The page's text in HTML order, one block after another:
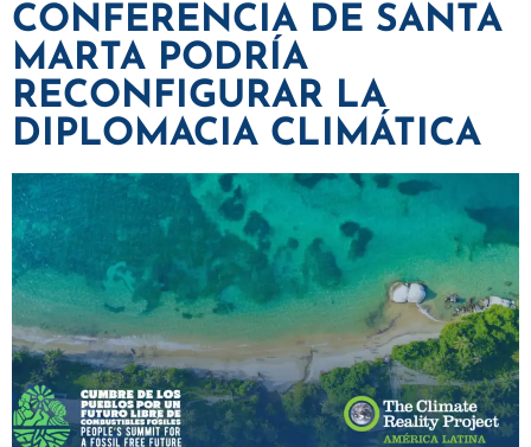
CONFERENCIA DE SANTA
MARTA PODRÍA
RECONFIGURAR LA
DIPLOMACIA CLIMÁTICA